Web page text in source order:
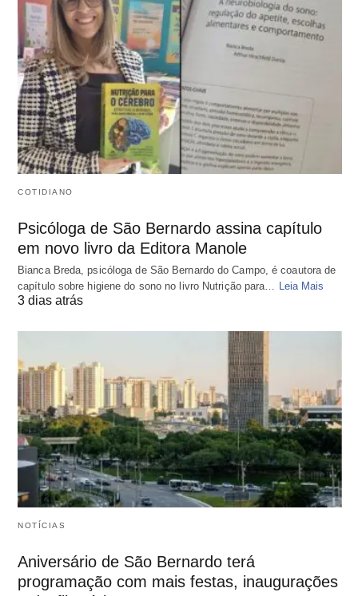
COTIDIANO
Psicóloga de São Bernardo assina capítulo
em novo livro da Editora Manole
Bianca Breda, psicóloga de São Bernardo do Campo, é coautora de
capítulo sobre higiene do sono no livro Nutrição para… Leia Mais
3 dias atrás
NOTÍCIAS
Aniversário de São Bernardo terá
programação com mais festas, inaugurações